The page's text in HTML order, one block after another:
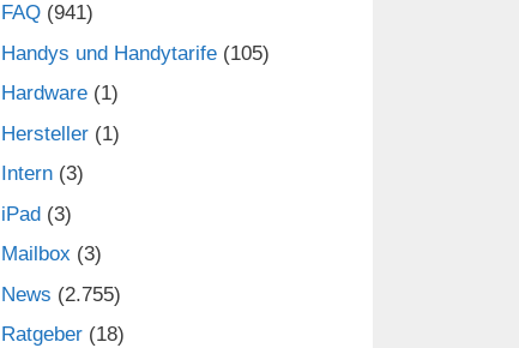
FAQ (941)
Handys und Handytarife (105)
Hardware (1)
Hersteller (1)
Intern (3)
iPad (3)
Mailbox (3)
News (2.755)
Ratgeber (18)